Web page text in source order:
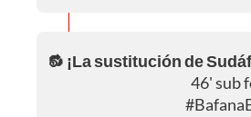
🔂 ¡La sustitución de
46' sub